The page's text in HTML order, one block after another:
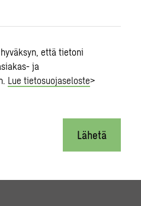
että tietoni
ja
Lue tietosuojaseloste>
Lähetä